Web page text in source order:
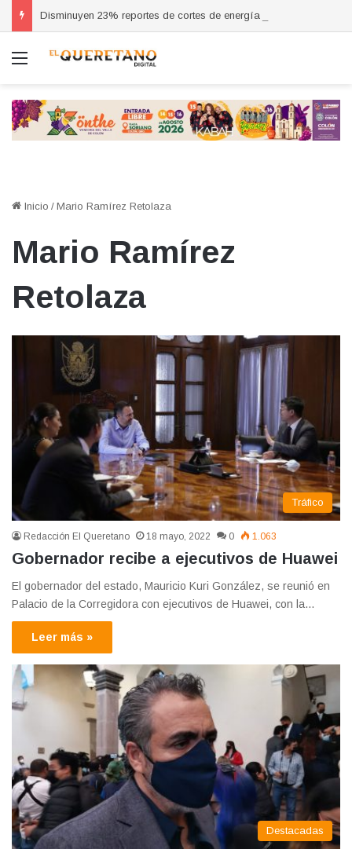
Menú
Inicio / Mario Ramírez Retolaza
Mario Ramírez
Retolaza
Tráfico
Redacción El Queretano 18 mayo, 2022 0 1.063
Gobernador recibe a ejecutivos de Huawei
El gobernador del estado, Mauricio Kuri González, se reunió en
Palacio de la Corregidora con ejecutivos de Huawei, con la…
Leer más »
Destacadas